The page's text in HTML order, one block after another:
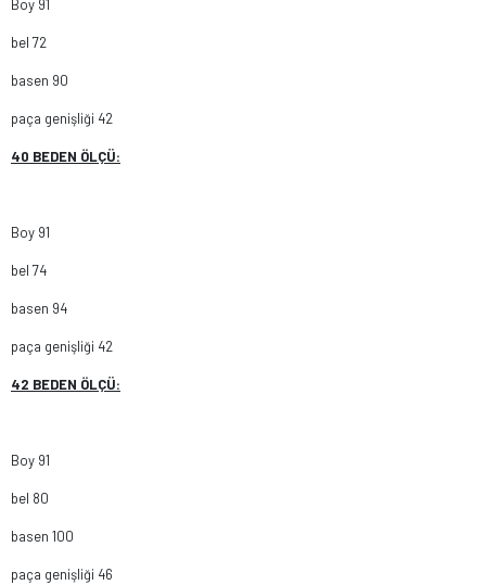
bel 72
basen 90
paça genişliği 42
40 BEDEN ÖLÇÜ:
bel 74
basen 94
paça genişliği 42
42 BEDEN ÖLÇÜ:
bel 80
basen 100
paça genişliği 46